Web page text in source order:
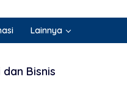
Lainnya
Bisnis